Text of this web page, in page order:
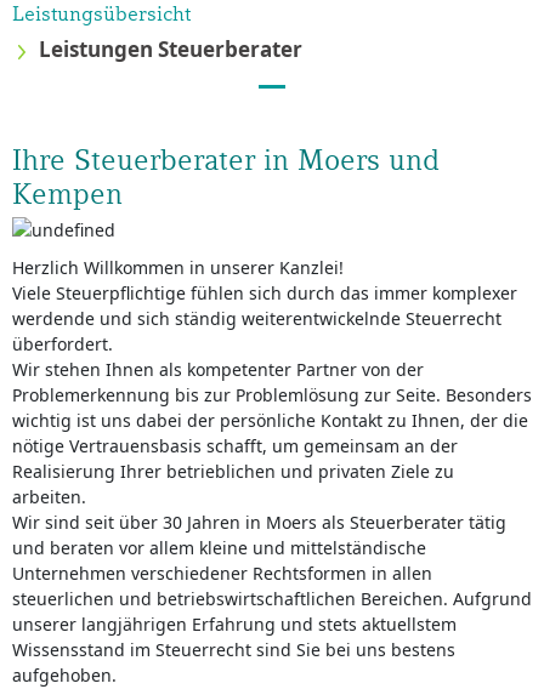
Leistungsübersicht
Leistungen Steuerberater
Ihre Steuerberater in Moers und
Kempen
Herzlich Willkommen in unserer Kanzlei!
Viele Steuerpflichtige fühlen sich durch das immer komplexer
werdende und sich ständig weiterentwickelnde Steuerrecht
überfordert.
Wir stehen Ihnen als kompetenter Partner von der
Problemerkennung bis zur Problemlösung zur Seite. Besonders
wichtig ist uns dabei der persönliche Kontakt zu Ihnen, der die
nötige Vertrauensbasis schafft, um gemeinsam an der
Realisierung Ihrer betrieblichen und privaten Ziele zu
arbeiten.
Wir sind seit über 30 Jahren in Moers als Steuerberater tätig
und beraten vor allem kleine und mittelständische
Unternehmen verschiedener Rechtsformen in allen
steuerlichen und betriebswirtschaftlichen Bereichen. Aufgrund
unserer langjährigen Erfahrung und stets aktuellstem
Wissensstand im Steuerrecht sind Sie bei uns bestens
aufgehoben.